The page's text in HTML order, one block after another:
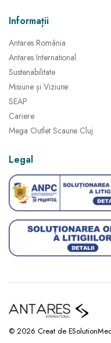
Informații
Antares România
Antares International
Sustenabilitate
Misiune și Viziune
SEAP
Cariere
Mega Outlet Scaune Cluj
Legal
© 2026 Creat de